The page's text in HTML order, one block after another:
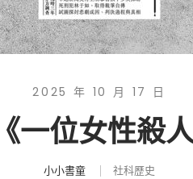
2025 年 10 月 17 日
一位女性殺
小小書童 社科歷史